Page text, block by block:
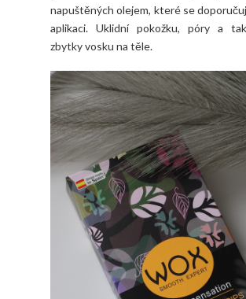
napuštěných olejem, které se
aplikaci. Uklidní pokožku, póry a
zbytky vosku na těle.